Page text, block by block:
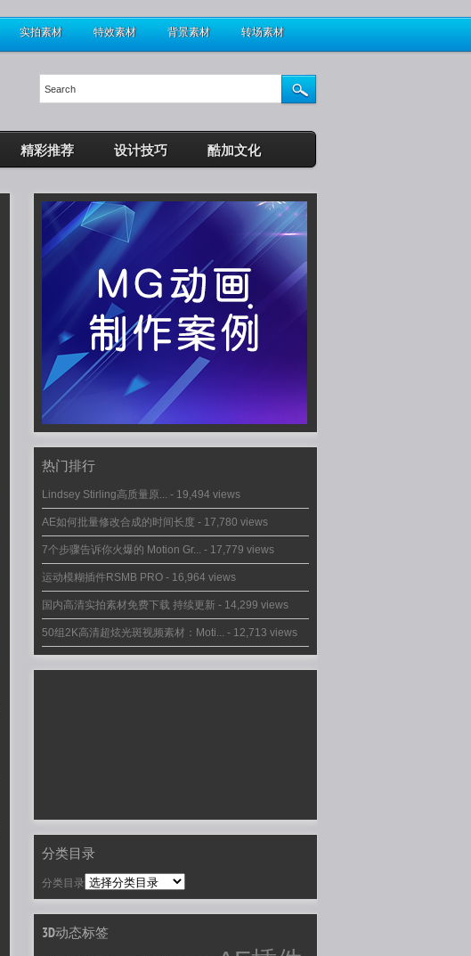
实拍素材 特效素材 背景素材 转场素材
精彩推荐 设计技巧 酷加文化
热门排行
Lindsey Stirling高质量原... - 19,494 views
AE如何批量修改合成的时间长度 - 17,780 views
7个步骤告诉你火爆的 Motion Gr... - 17,779 views
运动模糊插件RSMB PRO - 16,964 views
国内高清实拍素材免费下载 持续更新 - 14,299 views
50组2K高清超炫光斑视频素材：Moti... - 12,713 views
分类目录
分类目录
3D动态标签